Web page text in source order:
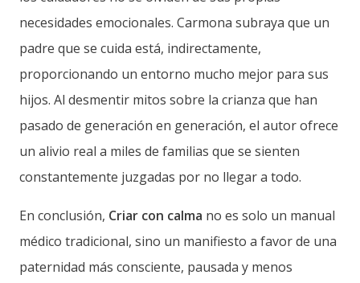
necesidades emocionales. Carmona subraya que un
padre que se cuida está, indirectamente,
proporcionando un entorno mucho mejor para sus
hijos. Al desmentir mitos sobre la crianza que han
pasado de generación en generación, el autor ofrece
un alivio real a miles de familias que se sienten
constantemente juzgadas por no llegar a todo.
En conclusión, Criar con calma no es solo un manual
médico tradicional, sino un manifiesto a favor de una
paternidad más consciente, pausada y menos